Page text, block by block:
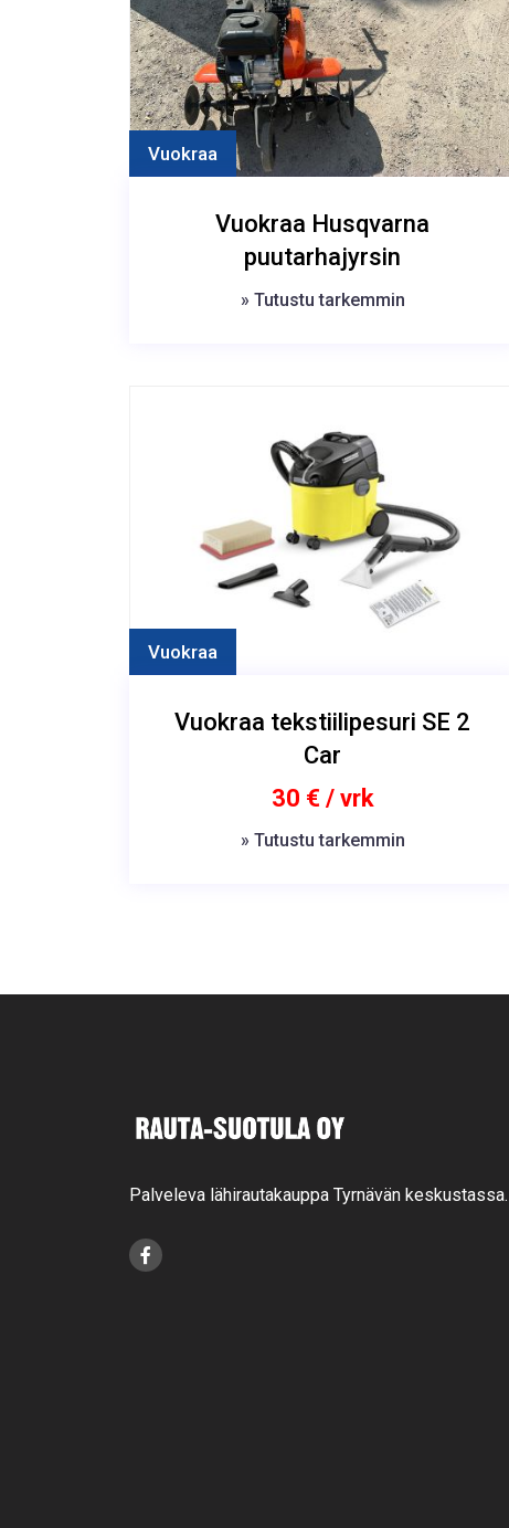
Vuokraa
Vuokraa Husqvarna
puutarhajyrsin
» Tutustu tarkemmin
Vuokraa
Vuokraa tekstiilipesuri SE 2
Car
30 € / vrk
» Tutustu tarkemmin
Palveleva lähirautakauppa Tyrnävän keskustassa.